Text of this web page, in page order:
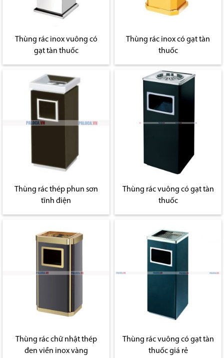
Thùng rác inox vuông có
gạt tàn thuốc
Thùng rác inox có gạt tàn
thuốc
Thùng rác thép phun sơn
tĩnh điện
Thùng rác vuông có gạt tàn
thuốc
Thùng rác chữ nhật thép
đen viền inox vàng
Thùng rác vuông có gạt tàn
thuốc giá rẻ